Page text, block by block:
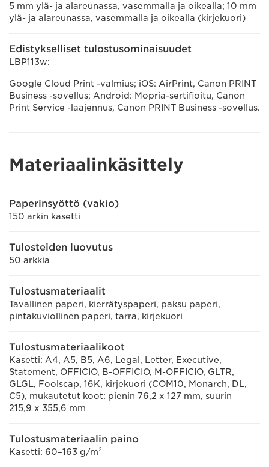
5 mm ylä- ja alareunassa, vasemmalla ja oikealla; 10 mm
ylä- ja alareunassa, vasemmalla ja oikealla (kirjekuori)
Edistykselliset tulostusominaisuudet
LBP113w:
Google Cloud Print -valmius; iOS: AirPrint, Canon PRINT
Business -sovellus; Android: Mopria-sertifioitu, Canon
Print Service -laajennus, Canon PRINT Business -sovellus.
Materiaalinkäsittely
Paperinsyöttö (vakio)
150 arkin kasetti
Tulosteiden luovutus
50 arkkia
Tulostusmateriaalit
Tavallinen paperi, kierrätyspaperi, paksu paperi,
pintakuviollinen paperi, tarra, kirjekuori
Tulostusmateriaalikoot
Kasetti: A4, A5, B5, A6, Legal, Letter, Executive,
Statement, OFFICIO, B-OFFICIO, M-OFFICIO, GLTR,
GLGL, Foolscap, 16K, kirjekuori (COM10, Monarch, DL,
C5), mukautetut koot: pienin 76,2 x 127 mm, suurin
215,9 x 355,6 mm
Tulostusmateriaalin paino
Kasetti: 60–163 g/m²